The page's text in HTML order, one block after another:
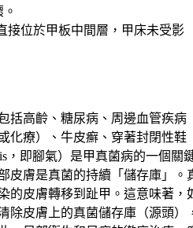
接位於甲板中間層，甲床未受影
括高齡、糖尿病、周邊血管疾病
化療）、牛皮癬、穿著封閉性鞋
，即腳氣）是甲真菌病的一個關
皮膚是真菌的持續「儲存庫」。
的皮膚轉移到趾甲。這意味著，
除皮膚上的真菌儲存庫（源頭）